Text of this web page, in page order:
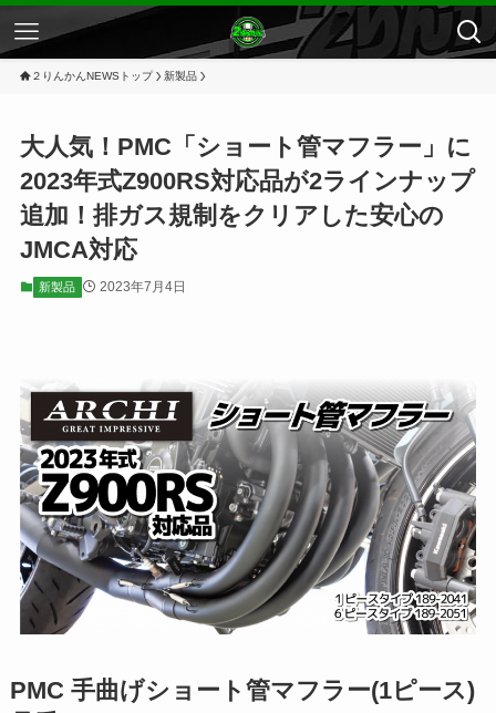
２りんかんNEWSトップ 新製品
大人気！PMC「ショート管マフラー」に
2023年式Z900RS対応品が2ラインナップ
追加！排ガス規制をクリアした安心の
JMCA対応
新製品 2023年7月4日
PMC 手曲げショート管マフラー(1ピース)